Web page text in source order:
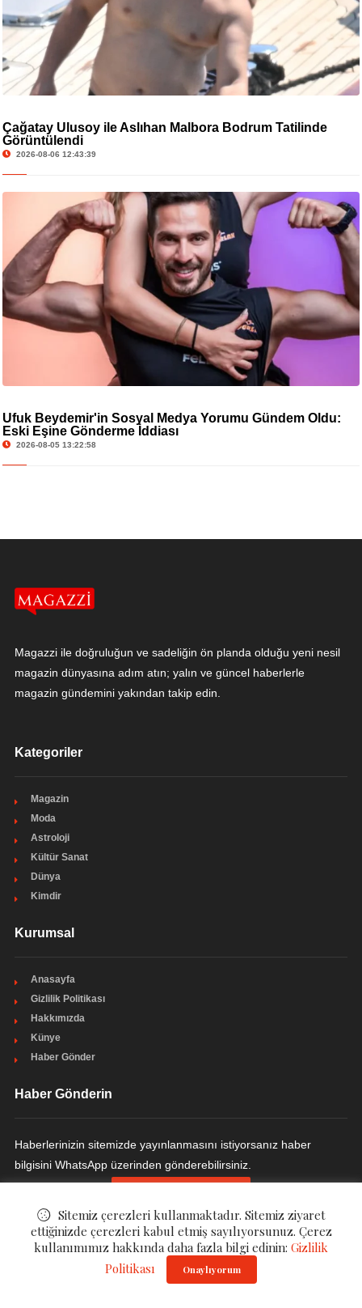
Çağatay Ulusoy ile Aslıhan Malbora Bodrum Tatilinde
Görüntülendi
2026-08-06 12:43:39
Ufuk Beydemir'in Sosyal Medya Yorumu Gündem Oldu:
Eski Eşine Gönderme İddiası
2026-08-05 13:22:58
Magazzi ile doğruluğun ve sadeliğin ön planda olduğu yeni nesil
magazin dünyasına adım atın; yalın ve güncel haberlerle
magazin gündemini yakından takip edin.
Kategoriler
Magazin
Moda
Astroloji
Kültür Sanat
Dünya
Kimdir
Kurumsal
Anasayfa
Gizlilik Politikası
Hakkımızda
Künye
Haber Gönder
Haber Gönderin
Haberlerinizin sitemizde yayınlanmasını istiyorsanız haber
bilgisini WhatsApp üzerinden gönderebilirsiniz.
Magazzi - Magazin Haberleri . All Rights Reserved.
Sitemiz çerezleri kullanmaktadır. Sitemiz ziyaret
ettiğinizde çerezleri kabul etmiş sayılıyorsunuz. Çerez
kullanımımız hakkında daha fazla bilgi edinin: Gizlilik
Politikası
Onaylıyorum